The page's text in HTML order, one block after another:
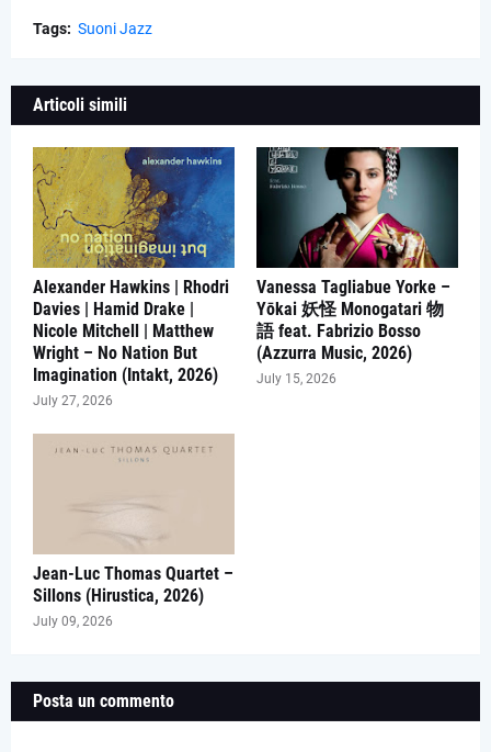
Tags: Suoni Jazz
Articoli simili
Alexander Hawkins | Rhodri
Davies | Hamid Drake |
Nicole Mitchell | Matthew
Wright – No Nation But
Imagination (Intakt, 2026)
July 27, 2026
Vanessa Tagliabue Yorke –
Yōkai 妖怪 Monogatari 物
語 feat. Fabrizio Bosso
(Azzurra Music, 2026)
July 15, 2026
Jean-Luc Thomas Quartet –
Sillons (Hirustica, 2026)
July 09, 2026
Posta un commento